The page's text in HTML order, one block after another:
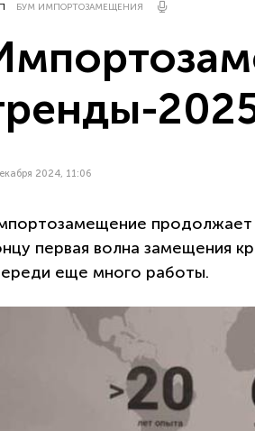
БУМ ИМПОРТОЗАМЕЩЕНИЯ
2024, 11:06
продолжает
первая волна замещения
еще много работы.